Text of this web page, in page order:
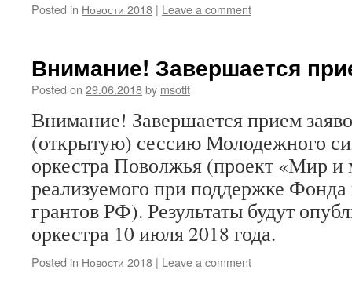
Posted in Новости 2018 | Leave a comment
Внимание! Завершается
Posted on 29.06.2018by msotlt
Внимание! Завершается прием
(открытую) сессию Молодежного
оркестра Поволжья (проект «Мир и
реализуемого при поддержке Фонда
грантов РФ). Результаты будут
оркестра 10 июля 2018 года.
Posted in Новости 2018 | Leave a comment